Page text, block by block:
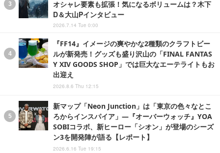
オシャレ要素も拡張！気になるボリュームは？木下
D＆大山Pインタビュー
2026.7.14 Tue 0:00
『FF14』イメージの爽やかな2種類のクラフトビー
ルが新発売！グッズも盛り沢山の「FINAL FANTAS
Y XIV GOODS SHOP」では巨大なエーテライトもお
出迎え
2026.8.6 Thu 12:15
新マップ「Neon Junction」は「東京の色々なとこ
ろからインスパイア」―『オーバーウォッチ』YOA
SOBIコラボ、新ヒーロー「シオン」が登場のシーズ
ン3を開発陣が語る【レポート】
2026.6.16 Tue 19:15